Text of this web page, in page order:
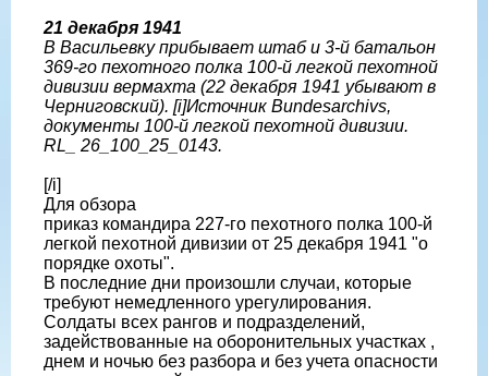
21 декабря 1941
В Васильевку прибывает штаб и 3-й батальон
369-го пехотного полка 100-й легкой пехотной
дивизии вермахта (22 декабря 1941 убывают в
Черниговский). [i]Источник Bundesarchivs,
документы 100-й легкой пехотной дивизии.
RL_ 26_100_25_0143.
[/i]
Для обзора
приказ командира 227-го пехотного полка 100-й
легкой пехотной дивизии от 25 декабря 1941 "о
порядке охоты".
В последние дни произошли случаи, которые
требуют немедленного урегулирования.
Солдаты всех рангов и подразделений,
задействованные на оборонительных участках ,
днем и ночью без разбора и без учета опасности